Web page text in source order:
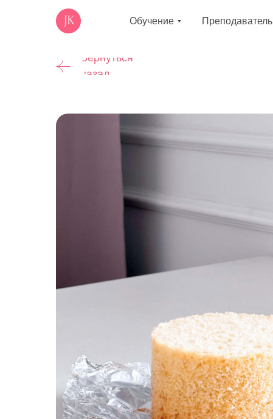
Обучение Преподаватель
Вернуться
назад